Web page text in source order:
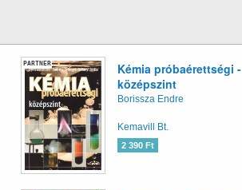
PARTNER
Kémia próbaérettségi -
középszint
Borissza Endre
Kemavill Bt.
2 390 Ft